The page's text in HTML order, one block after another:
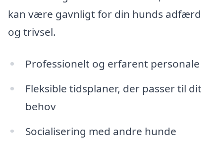
kan være gavnligt for din hunds adfærd
og trivsel.
Professionelt og erfarent personale
Fleksible tidsplaner, der passer til dit
behov
Socialisering med andre hunde